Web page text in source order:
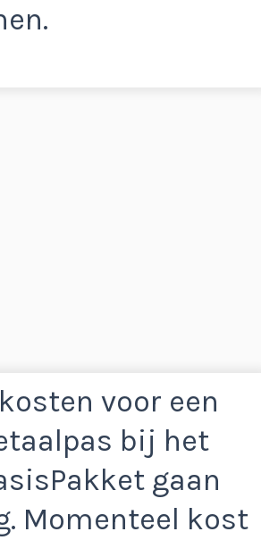
voor een
bij het
gaan
Momenteel kost